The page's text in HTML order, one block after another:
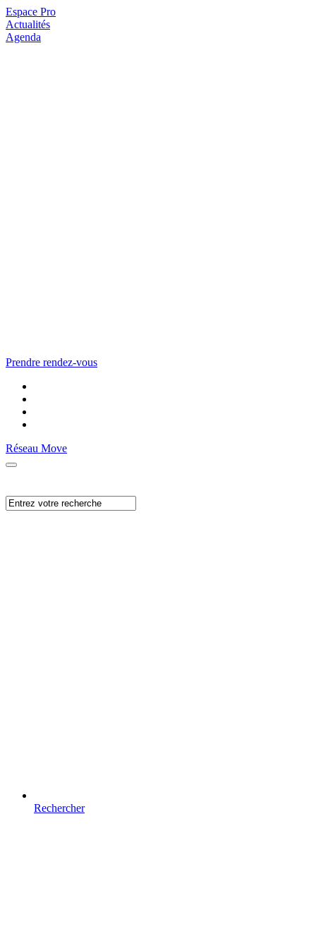
Espace Pro
Actualités
Agenda
Prendre rendez-vous
Réseau Move
Rechercher